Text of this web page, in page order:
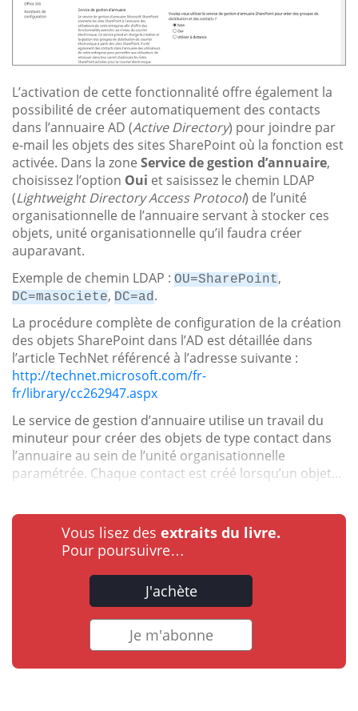
L’activation de cette fonctionnalité offre également la
possibilité de créer automatiquement des contacts
dans l’annuaire AD (Active Directory) pour joindre par
e-mail les objets des sites SharePoint où la fonction est
activée. Dans la zone Service de gestion d’annuaire,
choisissez l’option Oui et saisissez le chemin LDAP
(Lightweight Directory Access Protocol) de l’unité
organisationnelle de l’annuaire servant à stocker ces
objets, unité organisationnelle qu’il faudra créer
auparavant.
Exemple de chemin LDAP : OU=SharePoint,
DC=masociete, DC=ad.
La procédure complète de configuration de la création
des objets SharePoint dans l’AD est détaillée dans
l’article TechNet référencé à l’adresse suivante :
http://technet.microsoft.com/fr-
fr/library/cc262947.aspx
Le service de gestion d’annuaire utilise un travail du
minuteur pour créer des objets de type contact dans
l’annuaire au sein de l’unité organisationnelle
paramétrée. Chaque contact est créé lorsqu’un objet...
Vous lisez des extraits du livre.
Pour poursuivre…
J'achète
Je m'abonne